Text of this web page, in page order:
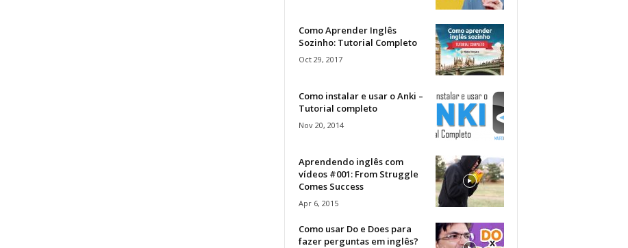
Como Aprender Inglês
Sozinho: Tutorial Completo
Oct 29, 2017
Como instalar e usar o Anki –
Tutorial completo
Nov 20, 2014
Aprendendo inglês com
vídeos #001: From Struggle
Comes Success
Apr 6, 2015
Como usar Do e Does para
fazer perguntas em inglês?